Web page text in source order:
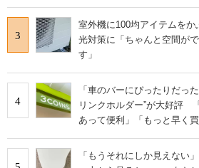
3
室外機に100均アイテムを
光対策に「ちゃんと空間が
す」
4
「車のバーにぴったりだっ
リンクホルダー”が大好評
あって便利」「もっと早く
「もうそれにしか見えない